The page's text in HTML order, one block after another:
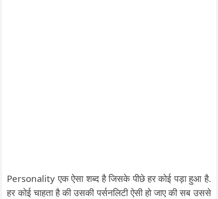
Personality एक ऐसा शब्द है जिसके पीछे हर कोई पड़ा हुआ है.
हर कोई चाहता है की उसकी पर्सनलिटी ऐसी हो जाए की सब उससे